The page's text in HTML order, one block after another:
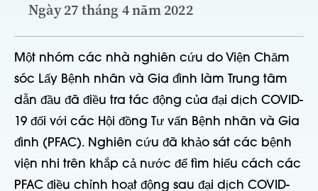
Ngày 27 tháng 4 năm 2022
Một nhóm các nhà nghiên cứu do Viện Chăm
sóc Lấy Bệnh nhân và Gia đình làm Trung tâm
dẫn đầu đã điều tra tác động của đại dịch COVID-
19 đối với các Hội đồng Tư vấn Bệnh nhân và Gia
đình (PFAC). Nghiên cứu đã khảo sát các bệnh
viện nhi trên khắp cả nước để tìm hiểu cách các
PFAC điều chỉnh hoạt động sau đại dịch COVID-